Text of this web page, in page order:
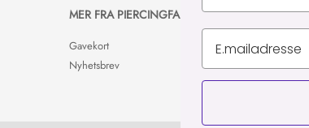
MER FRA PIERCINGFABRIKKEN
Gavekort
Nyhetsbrev